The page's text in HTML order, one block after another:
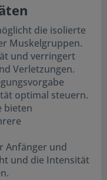
die isolierte
Muskelgruppen.
und verringert
Verletzungen.
optimal steuern.
bieten
Anfänger und
und die Intensität